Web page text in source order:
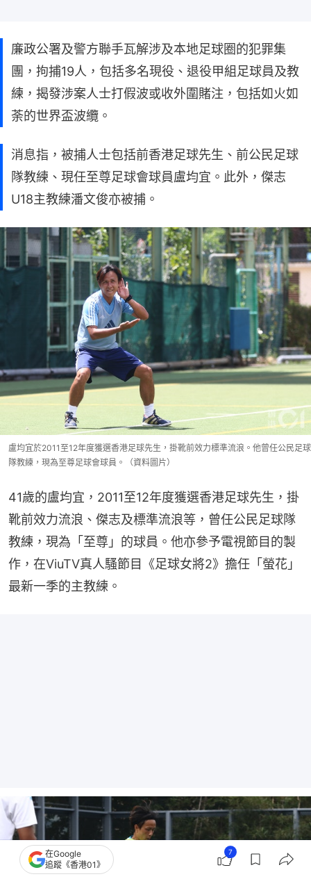
廉政公署及警方聯手瓦解涉及本地足球圈的犯罪集
團，拘捕19人，包括多名現役、退役甲組足球員及教
練，揭發涉案人士打假波或收外圍賭注，包括如火如
荼的世界盃波纜。
消息指，被捕人士包括前香港足球先生、前公民足球
隊教練、現任至尊足球會球員盧均宜。此外，傑志
U18主教練潘文俊亦被捕。
盧均宜於2011至12年度獲選香港足球先生，掛靴前效力標準流浪。他曾任公民足球
隊教練，現為至尊足球會球員。（資料圖片）
41歲的盧均宜，2011至12年度獲選香港足球先生，掛
靴前效力流浪、傑志及標準流浪等，曾任公民足球隊
教練，現為「至尊」的球員。他亦參予電視節目的製
作，在ViuTV真人騷節目《足球女將2》擔任「螢花」
最新一季的主教練。
在Google
追蹤《香港01》
7